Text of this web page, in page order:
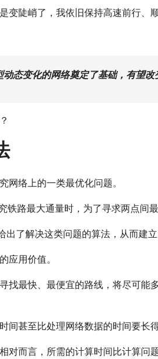
陡峭了，我依旧保持高速前行、顺
态变化的网络奠定了基础，有望改
网络上的一类最优化问题。
路最大通量时，为了寻求两点间最
了解决这类问题的算法，从而建立
应用价值。
找最快、最便宜的路线，将尽可能
甚至比处理网络数据的时间要长得
而言，所需的计算时间比计算问